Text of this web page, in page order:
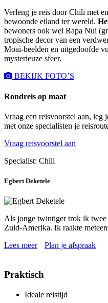
Verleng je reis door Chili met
bewoonde eiland ter wereld.
bewoners ook wel Rapa Nui
tropische decor van een
Moai-beelden en uitgedoofde
mysterieuze sfeer.
BEKIJK FOTO’S
Rondreis op maat
Vraag een reisvoorstel aan, leg
met onze specialisten je
Vraag reisvoorstel aan
Specialist: Chili
Egbert Deketele
Als jonge twintiger trok ik twee
Zuid-Amerika. Ik raakte
Lees meer
Plan je afspraak
Praktisch
Ideale reistijd